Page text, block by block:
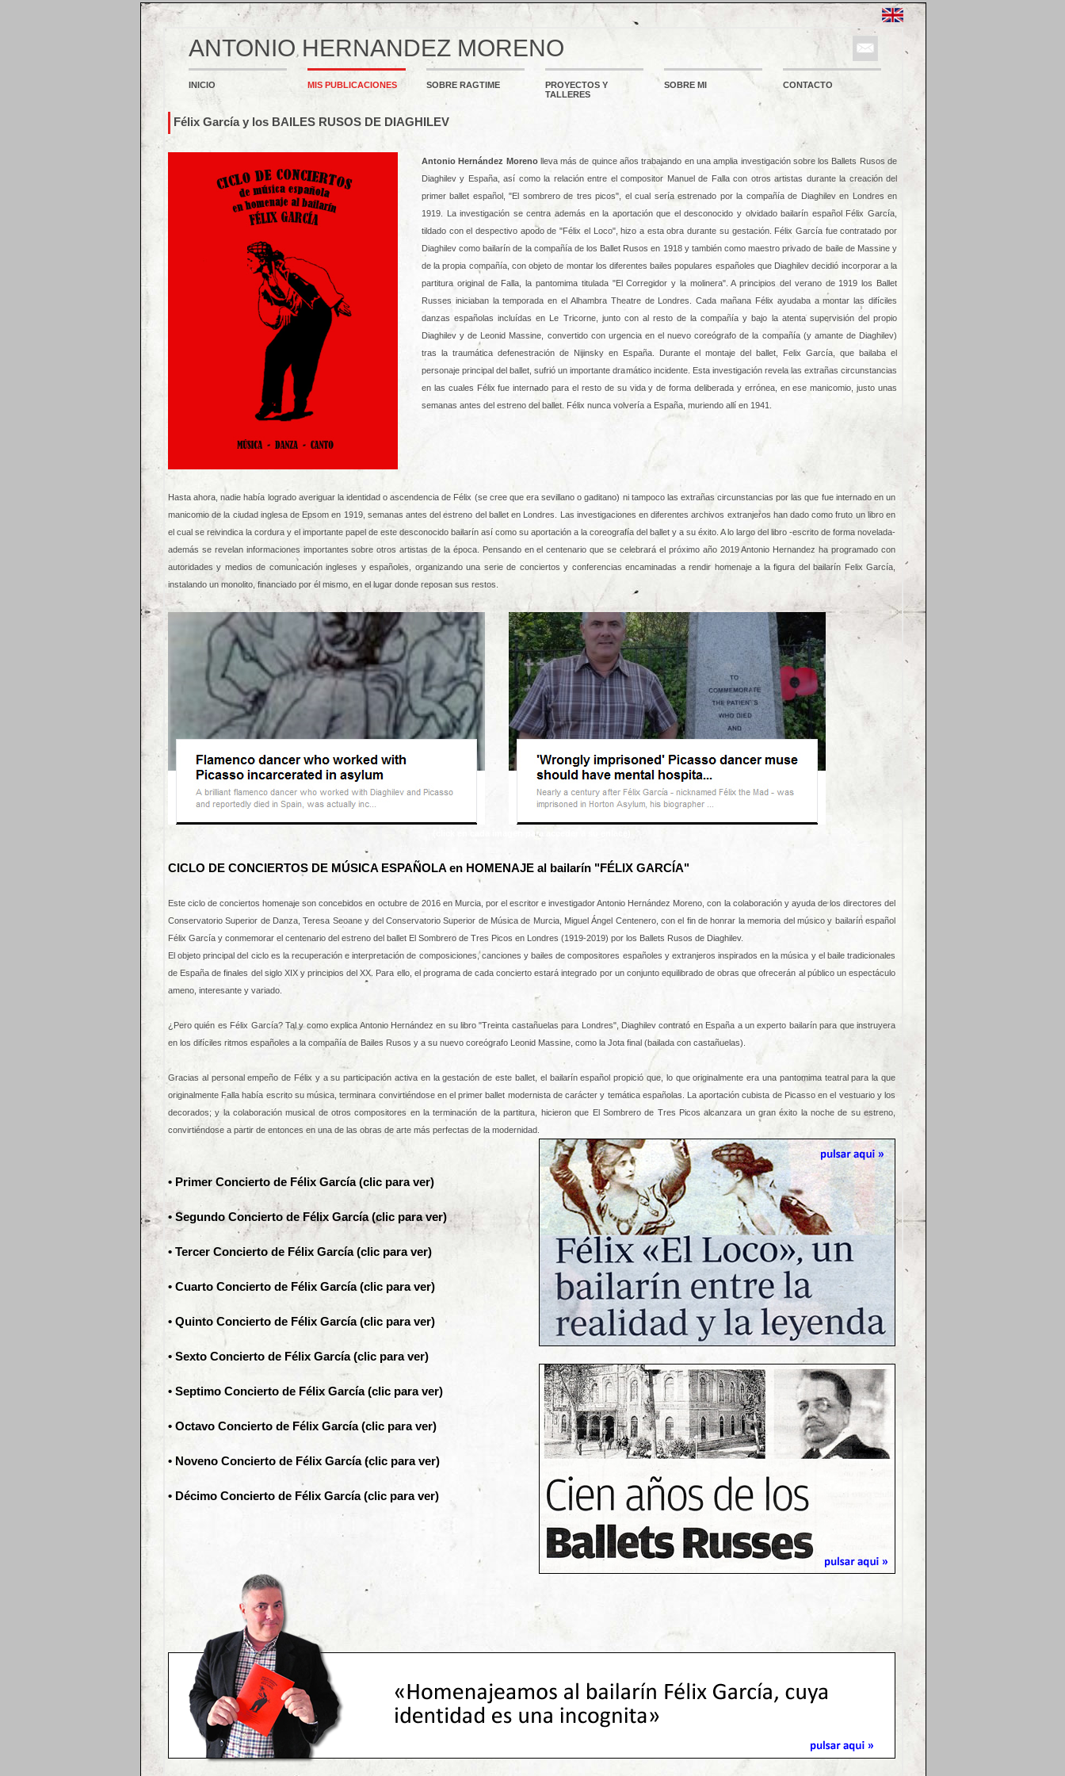
ANTONIO HERNANDEZ MORENO
INICIO MIS PUBLICACIONES SOBRE RAGTIME
PROYECTOS Y
TALLERES
SOBRE MI CONTACTO
Félix García y los BAILES RUSOS DE DIAGHILEV
Antonio Hernández Morenolleva más de quince años trabajando en una amplia investigación sobre los Ballets Rusos de
Diaghilev y España, así como la relación entre el compositor Manuel de Falla con otros artistas durante la creación del
primer ballet español, "El sombrero de tres picos", el cual sería estrenado por la compañía de Diaghilev en Londres en
1919. La investigación se centra además en la aportación que el desconocido y olvidado bailarín español Félix García,
tildado con el despectivo apodo de "Félix el Loco", hizo a esta obra durante su gestación. Félix García fue contratado por
Diaghilev como bailarín de la compañía de los Ballet Rusos en 1918 y también como maestro privado de baile de Massine y
de la propia compañía, con objeto de montar los diferentes bailes populares españoles que Diaghilev decidió incorporar a la
partitura original de Falla, la pantomima titulada "El Corregidor y la molinera". A principios del verano de 1919 los Ballet
Russes iniciaban la temporada en el Alhambra Theatre de Londres. Cada mañana Félix ayudaba a montar las difíciles
danzas españolas incluídas en Le Tricorne, junto con al resto de la compañía y bajo la atenta supervisión del propio
Diaghilev y de Leonid Massine, convertido con urgencia en el nuevo coreógrafo de la compañía (y amante de Diaghilev)
tras la traumática defenestración de Nijinsky en España. Durante el montaje del ballet, Felix García, que bailaba el
personaje principal del ballet, sufrió un importante dramático incidente. Esta investigación revela las extrañas circunstancias
en las cuales Félix fue internado para el resto de su vida y de forma deliberada y errónea, en ese manicomio, justo unas
semanas antes del estreno del ballet. Félix nunca volvería a España, muriendo allí en 1941.
Hasta ahora, nadie había logrado averiguar la identidad o ascendencia de Félix (se cree que era sevillano o gaditano) ni tampoco las extrañas circunstancias por las que fue internado en un
manicomio de la ciudad inglesa de Epsom en 1919, semanas antes del estreno del ballet en Londres. Las investigaciones en diferentes archivos extranjeros han dado como fruto un libro en
el cual se reivindica la cordura y el importante papel de este desconocido bailarín así como su aportación a la coreografía del ballet y a su éxito. A lo largo del libro -escrito de forma novelada-
además se revelan informaciones importantes sobre otros artistas de la época. Pensando en el centenario que se celebrará el próximo año 2019 Antonio Hernandez ha programado con
autoridades y medios de comunicación ingleses y españoles, organizando una serie de conciertos y conferencias encaminadas a rendir homenaje a la figura del bailarín Felix García,
instalando un monolito, financiado por él mismo, en el lugar donde reposan sus restos.
(click en cada imagen para acceder a su enlace)
CICLO DE CONCIERTOS DE MÚSICA ESPAÑOLA en HOMENAJE al bailarín "FÉLIX GARCÍA"
Este ciclo de conciertos homenaje son concebidos en octubre de 2016 en Murcia, por el escritor e investigador Antonio Hernández Moreno, con la colaboración y ayuda de los directores del
Conservatorio Superior de Danza, Teresa Seoane y del Conservatorio Superior de Música de Murcia, Miguel Ángel Centenero, con el fin de honrar la memoria del músico y bailarín español
Félix García y conmemorar el centenario del estreno del ballet El Sombrero de Tres Picos en Londres (1919-2019) por los Ballets Rusos de Diaghilev.
El objeto principal del ciclo es la recuperación e interpretación de composiciones, canciones y bailes de compositores españoles y extranjeros inspirados en la música y el baile tradicionales
de España de finales del siglo XIX y principios del XX. Para ello, el programa de cada concierto estará integrado por un conjunto equilibrado de obras que ofrecerán al público un espectáculo
ameno, interesante y variado.
¿Pero quién es Félix García? Tal y como explica Antonio Hernández en su libro "Treinta castañuelas para Londres", Diaghilev contrató en España a un experto bailarín para que instruyera
en los difíciles ritmos españoles a la compañía de Bailes Rusos y a su nuevo coreógrafo Leonid Massine, como la Jota final (bailada con castañuelas).
Gracias al personal empeño de Félix y a su participación activa en la gestación de este ballet, el bailarín español propició que, lo que originalmente era una pantomima teatral para la que
originalmente Falla había escrito su música, terminara convirtiéndose en el primer ballet modernista de carácter y temática españolas. La aportación cubista de Picasso en el vestuario y los
decorados; y la colaboración musical de otros compositores en la terminación de la partitura, hicieron que El Sombrero de Tres Picos alcanzara un gran éxito la noche de su estreno,
convirtiéndose a partir de entonces en una de las obras de arte más perfectas de la modernidad.
• Primer Concierto de Félix García (clic para ver)
• Segundo Concierto de Félix García (clic paraver)
• Tercer Concierto de Félix García (clic paraver)
• Cuarto Concierto de Félix García (clic paraver)
• Quinto Concierto de Félix García (clic paraver)
• Sexto Concierto de Félix García (clic paraver)
• Septimo Concierto de Félix García (clic paraver)
• Octavo Concierto de Félix García (clic paraver)
• Noveno Concierto de Félix García (clic paraver)
• Décimo Concierto de Félix García (clic paraver)